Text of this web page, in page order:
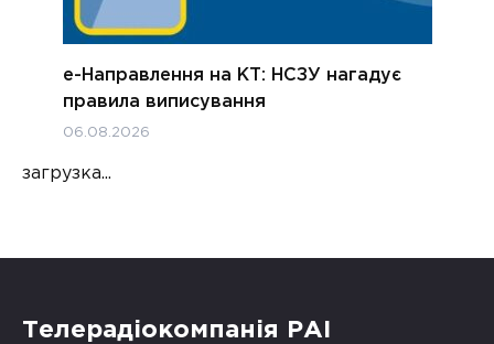
е-Направлення на КТ: НСЗУ нагадує
правила виписування
06.08.2026
загрузка...
Телерадіокомпанія РАІ